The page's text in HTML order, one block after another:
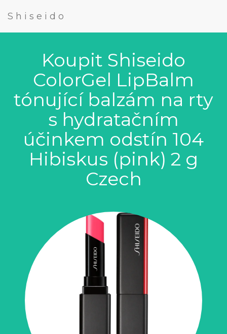
Shiseido
Koupit Shiseido
ColorGel LipBalm
tónující balzám na rty
s hydratačním
účinkem odstín 104
Hibiskus (pink) 2 g
Czech